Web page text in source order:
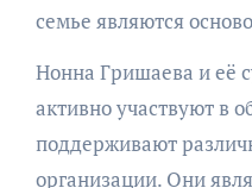
семье являются
Нонна Гришаева и её
активно участвуют в
поддерживают
организации. Они